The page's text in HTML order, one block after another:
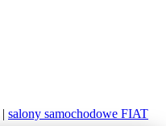
| salony samochodowe FIAT